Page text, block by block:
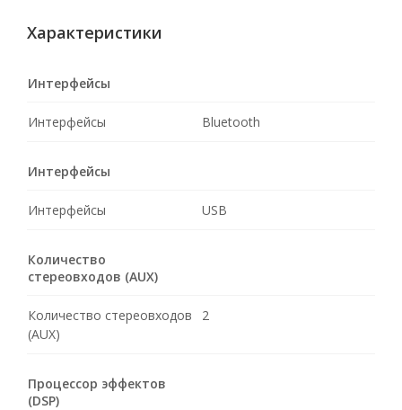
Характеристики
Интерфейсы
Интерфейсы Bluetooth
Интерфейсы
Интерфейсы USB
Количество
стереовходов (AUX)
Количество стереовходов
(AUX)
2
Процессор эффектов
(DSP)